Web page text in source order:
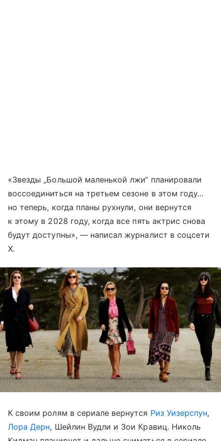
«Звезды „Большой маленькой лжи“ планировали
воссоединиться на третьем сезоне в этом году...
но теперь, когда планы рухнули, они вернутся
к этому в 2028 году, когда все пять актрис снова
будут доступны», — написал журналист в соцсети
X.
К своим ролям в сериале вернутся Риз Уизерспун,
Лора Дерн, Шейлин Вудли и Зои Кравиц. Николь